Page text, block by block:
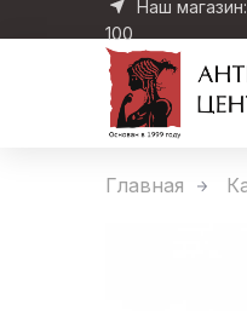
Наш
100
Главная